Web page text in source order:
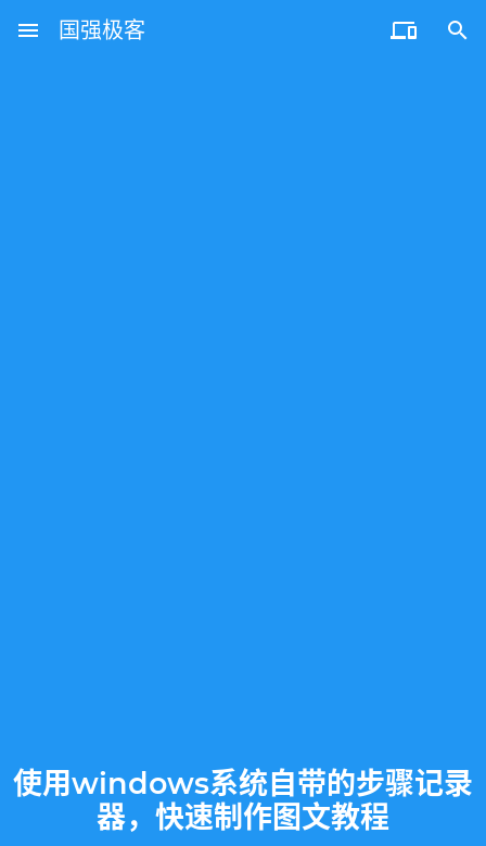
menu 国强极客  
使用windows系统自带的步骤记录
器，快速制作图文教程